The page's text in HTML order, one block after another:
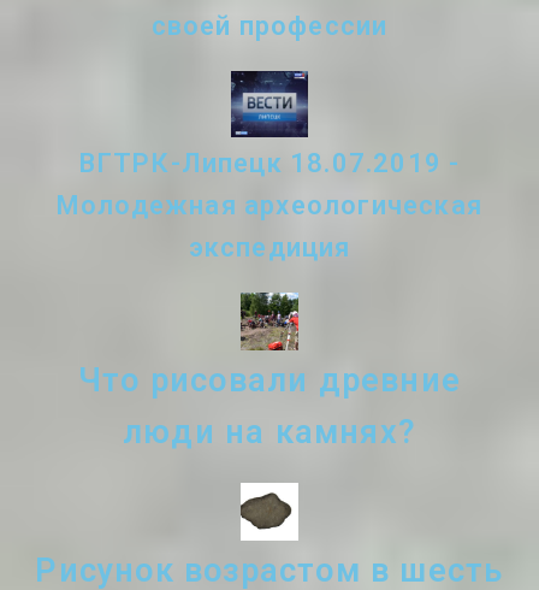
своей профессии
ВГТРК-Липецк 18.07.2019 -
Молодежная археологическая
экспедиция
Что рисовали древние
люди на камнях?
Рисунок возрастом в шесть